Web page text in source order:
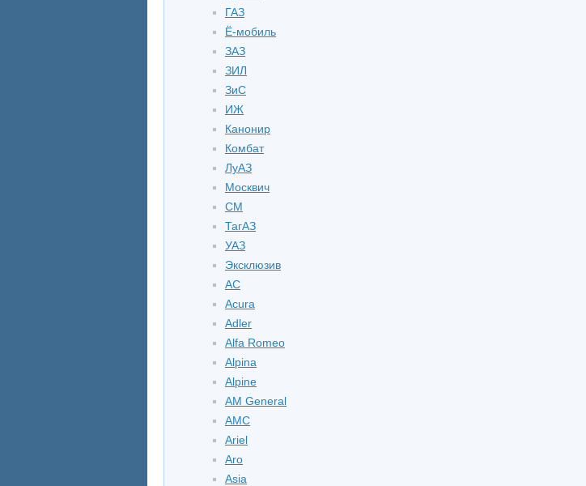
ГАЗ
Ё-мобиль
ЗАЗ
ЗИЛ
ЗиС
ИЖ
Канонир
Комбат
ЛуАЗ
Москвич
СМ
ТагАЗ
УАЗ
Эксклюзив
AC
Acura
Adler
Alfa Romeo
Alpina
Alpine
AM General
AMC
Ariel
Aro
Asia